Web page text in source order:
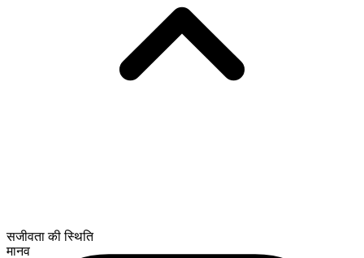
सजीवता की स्थिति
मानव